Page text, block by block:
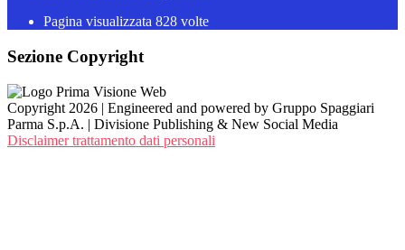
Pagina visualizzata 828 volte
Sezione Copyright
Copyright 2026 | Engineered and powered by Gruppo Spaggiari
Parma S.p.A. | Divisione Publishing & New Social Media
Disclaimer trattamento dati personali